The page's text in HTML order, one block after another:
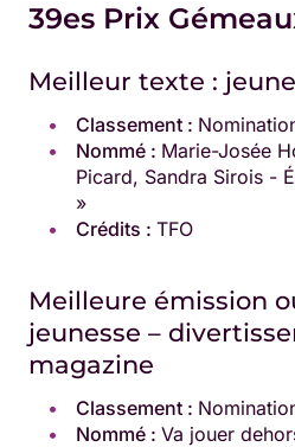
39es Prix
Meilleur texte :
Classement :
Nommé : Marie-Josée
Picard, Sandra Sirois -
»
Crédits : TFO
Meilleure émission
jeunesse –
magazine
Classement :
Nommé : Va jouer